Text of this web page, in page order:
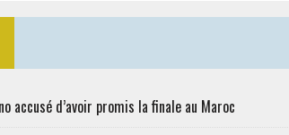
accusé d’avoir promis la finale au Maroc